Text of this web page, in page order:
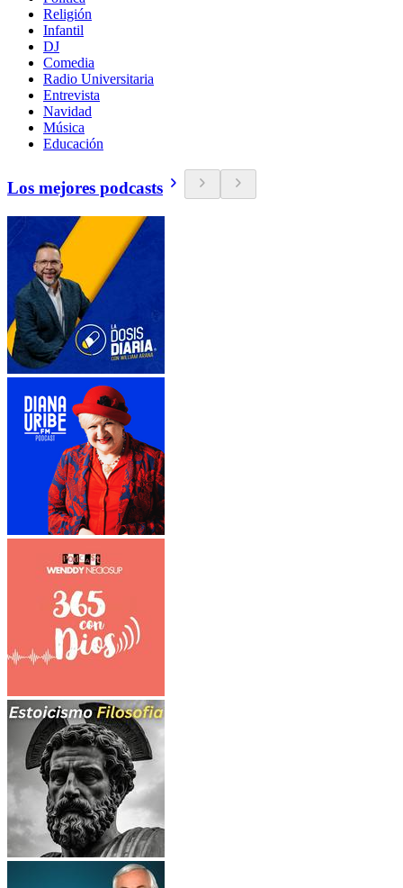
Religión
Infantil
DJ
Comedia
Radio Universitaria
Entrevista
Navidad
Música
Educación
Los mejores podcasts